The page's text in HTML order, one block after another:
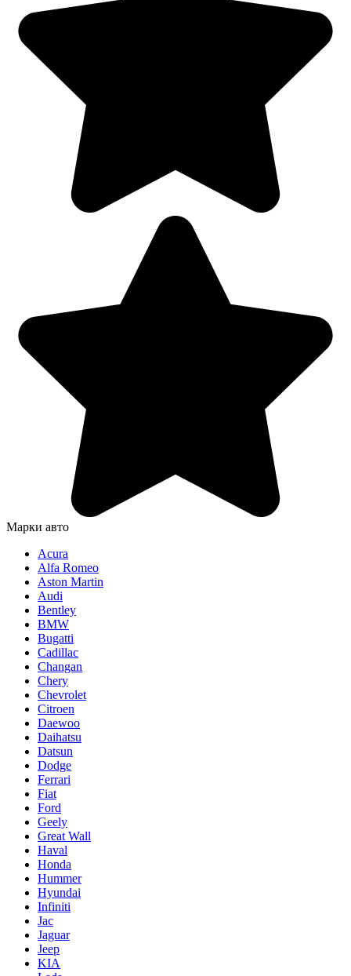
Марки авто
Acura
Alfa Romeo
Aston Martin
Audi
Bentley
BMW
Bugatti
Cadillac
Changan
Chery
Chevrolet
Citroen
Daewoo
Daihatsu
Datsun
Dodge
Ferrari
Fiat
Ford
Geely
Great Wall
Haval
Honda
Hummer
Hyundai
Infiniti
Jac
Jaguar
Jeep
KIA